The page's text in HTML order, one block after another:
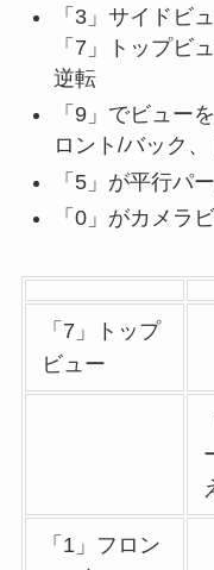
「3」サイドビ
「7」トップ
逆転
「9」でビュー
ロント/バック、
「5」が平行パ
「0」がカメラ
「7」トップ
ビュー
「1」フロン